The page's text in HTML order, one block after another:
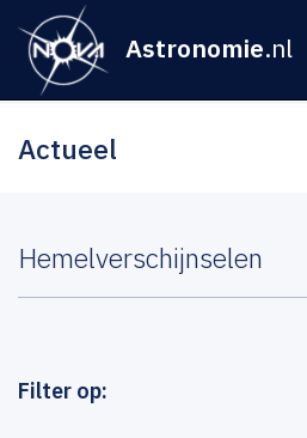
Astronomie.nl
Actueel
Hemelverschijnselen
Filter op: